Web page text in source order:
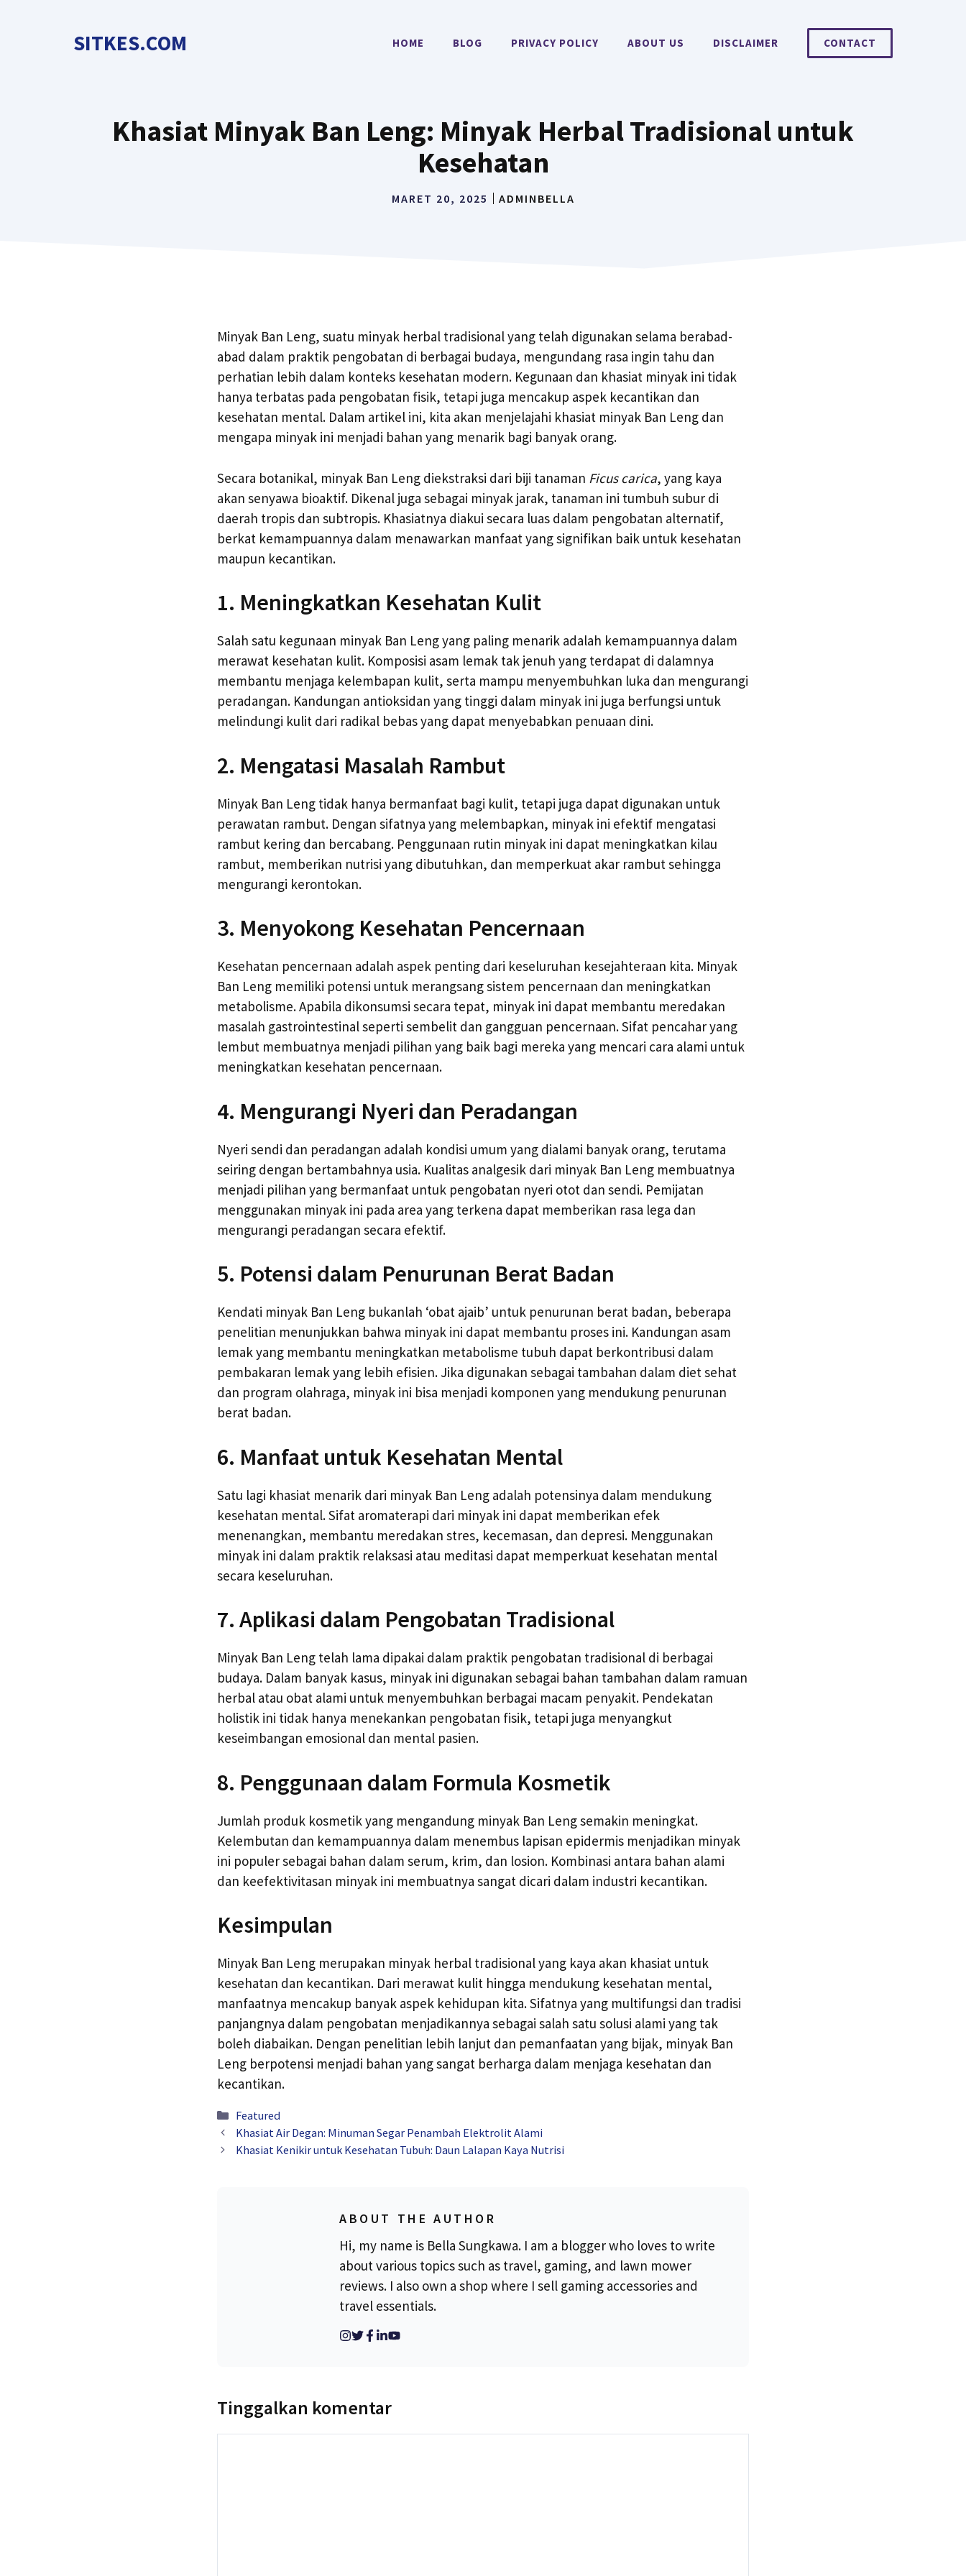
SITKES.COM HOME BLOG PRIVACY POLICY ABOUT US DISCLAIMER CONTACT
Khasiat Minyak Ban Leng: Minyak Herbal Tradisional untuk
Kesehatan
MARET 20, 2025 ADMINBELLA
Minyak Ban Leng, suatu minyak herbal tradisional yang telah digunakan selama berabad-
abad dalam praktik pengobatan di berbagai budaya, mengundang rasa ingin tahu dan
perhatian lebih dalam konteks kesehatan modern. Kegunaan dan khasiat minyak ini tidak
hanya terbatas pada pengobatan fisik, tetapi juga mencakup aspek kecantikan dan
kesehatan mental. Dalam artikel ini, kita akan menjelajahi khasiat minyak Ban Leng dan
mengapa minyak ini menjadi bahan yang menarik bagi banyak orang.
Secara botanikal, minyak Ban Leng diekstraksi dari biji tanaman Ficus carica, yang kaya
akan senyawa bioaktif. Dikenal juga sebagai minyak jarak, tanaman ini tumbuh subur di
daerah tropis dan subtropis. Khasiatnya diakui secara luas dalam pengobatan alternatif,
berkat kemampuannya dalam menawarkan manfaat yang signifikan baik untuk kesehatan
maupun kecantikan.
1. Meningkatkan Kesehatan Kulit
Salah satu kegunaan minyak Ban Leng yang paling menarik adalah kemampuannya dalam
merawat kesehatan kulit. Komposisi asam lemak tak jenuh yang terdapat di dalamnya
membantu menjaga kelembapan kulit, serta mampu menyembuhkan luka dan mengurangi
peradangan. Kandungan antioksidan yang tinggi dalam minyak ini juga berfungsi untuk
melindungi kulit dari radikal bebas yang dapat menyebabkan penuaan dini.
2. Mengatasi Masalah Rambut
Minyak Ban Leng tidak hanya bermanfaat bagi kulit, tetapi juga dapat digunakan untuk
perawatan rambut. Dengan sifatnya yang melembapkan, minyak ini efektif mengatasi
rambut kering dan bercabang. Penggunaan rutin minyak ini dapat meningkatkan kilau
rambut, memberikan nutrisi yang dibutuhkan, dan memperkuat akar rambut sehingga
mengurangi kerontokan.
3. Menyokong Kesehatan Pencernaan
Kesehatan pencernaan adalah aspek penting dari keseluruhan kesejahteraan kita. Minyak
Ban Leng memiliki potensi untuk merangsang sistem pencernaan dan meningkatkan
metabolisme. Apabila dikonsumsi secara tepat, minyak ini dapat membantu meredakan
masalah gastrointestinal seperti sembelit dan gangguan pencernaan. Sifat pencahar yang
lembut membuatnya menjadi pilihan yang baik bagi mereka yang mencari cara alami untuk
meningkatkan kesehatan pencernaan.
4. Mengurangi Nyeri dan Peradangan
Nyeri sendi dan peradangan adalah kondisi umum yang dialami banyak orang, terutama
seiring dengan bertambahnya usia. Kualitas analgesik dari minyak Ban Leng membuatnya
menjadi pilihan yang bermanfaat untuk pengobatan nyeri otot dan sendi. Pemijatan
menggunakan minyak ini pada area yang terkena dapat memberikan rasa lega dan
mengurangi peradangan secara efektif.
5. Potensi dalam Penurunan Berat Badan
Kendati minyak Ban Leng bukanlah ‘obat ajaib’ untuk penurunan berat badan, beberapa
penelitian menunjukkan bahwa minyak ini dapat membantu proses ini. Kandungan asam
lemak yang membantu meningkatkan metabolisme tubuh dapat berkontribusi dalam
pembakaran lemak yang lebih efisien. Jika digunakan sebagai tambahan dalam diet sehat
dan program olahraga, minyak ini bisa menjadi komponen yang mendukung penurunan
berat badan.
6. Manfaat untuk Kesehatan Mental
Satu lagi khasiat menarik dari minyak Ban Leng adalah potensinya dalam mendukung
kesehatan mental. Sifat aromaterapi dari minyak ini dapat memberikan efek
menenangkan, membantu meredakan stres, kecemasan, dan depresi. Menggunakan
minyak ini dalam praktik relaksasi atau meditasi dapat memperkuat kesehatan mental
secara keseluruhan.
7. Aplikasi dalam Pengobatan Tradisional
Minyak Ban Leng telah lama dipakai dalam praktik pengobatan tradisional di berbagai
budaya. Dalam banyak kasus, minyak ini digunakan sebagai bahan tambahan dalam ramuan
herbal atau obat alami untuk menyembuhkan berbagai macam penyakit. Pendekatan
holistik ini tidak hanya menekankan pengobatan fisik, tetapi juga menyangkut
keseimbangan emosional dan mental pasien.
8. Penggunaan dalam Formula Kosmetik
Jumlah produk kosmetik yang mengandung minyak Ban Leng semakin meningkat.
Kelembutan dan kemampuannya dalam menembus lapisan epidermis menjadikan minyak
ini populer sebagai bahan dalam serum, krim, dan losion. Kombinasi antara bahan alami
dan keefektivitasan minyak ini membuatnya sangat dicari dalam industri kecantikan.
Kesimpulan
Minyak Ban Leng merupakan minyak herbal tradisional yang kaya akan khasiat untuk
kesehatan dan kecantikan. Dari merawat kulit hingga mendukung kesehatan mental,
manfaatnya mencakup banyak aspek kehidupan kita. Sifatnya yang multifungsi dan tradisi
panjangnya dalam pengobatan menjadikannya sebagai salah satu solusi alami yang tak
boleh diabaikan. Dengan penelitian lebih lanjut dan pemanfaatan yang bijak, minyak Ban
Leng berpotensi menjadi bahan yang sangat berharga dalam menjaga kesehatan dan
kecantikan.
Kategori
Featured
Khasiat Air Degan: Minuman Segar Penambah Elektrolit Alami
Khasiat Kenikir untuk Kesehatan Tubuh: Daun Lalapan Kaya Nutrisi
ABOUT THE AUTHOR
Hi, my name is Bella Sungkawa. I am a blogger who loves to write
about various topics such as travel, gaming, and lawn mower
reviews. I also own a shop where I sell gaming accessories and
travel essentials.
Tinggalkan komentar